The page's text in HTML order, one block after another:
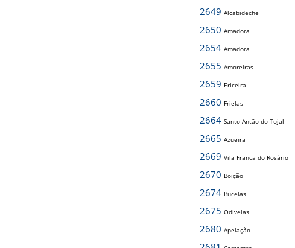
2649 Alcabideche
2650 Amadora
2654 Amadora
2655 Amoreiras
2659 Ericeira
2660 Frielas
2664 Santo Antão do Tojal
2665 Azueira
2669 Vila Franca do Rosário
2670 Boição
2674 Bucelas
2675 Odivelas
2680 Apelação